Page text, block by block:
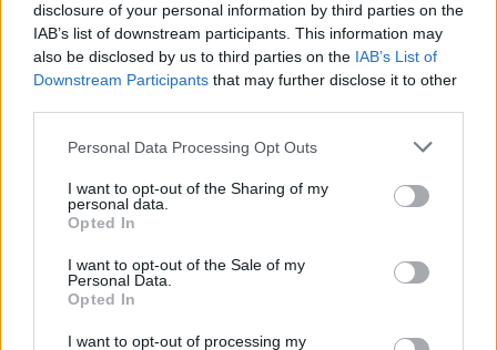
disclosure of your personal information by third parties on the
IAB’s list of downstream participants. This information may
also be disclosed by us to third parties on the IAB’s List of
Downstream Participants that may further disclose it to other
Personal Data Processing Opt Outs
I want to opt-out of the Sharing of my
personal data.
Opted In
I want to opt-out of the Sale of my
Personal Data.
Opted In
I want to opt-out of processing my
Αίτηση - Αποστολή Βιογραφικού
Πατήστε "Αποστολή Βιογραφικού" και θα μεταφερθείτε στη
Σελίδα της εταιρείας.